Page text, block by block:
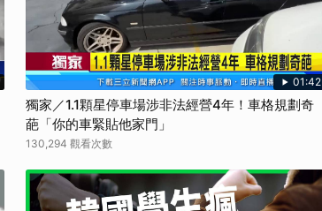
01:42
獨家／1.1顆星停車場涉非法經營4年！車格規劃奇
葩「你的車緊貼他家門」
130,294 觀看次數